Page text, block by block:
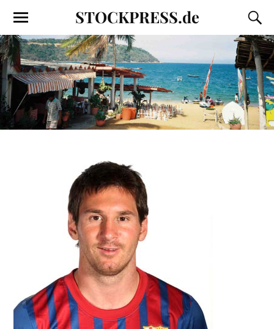
STOCKPRESS.de